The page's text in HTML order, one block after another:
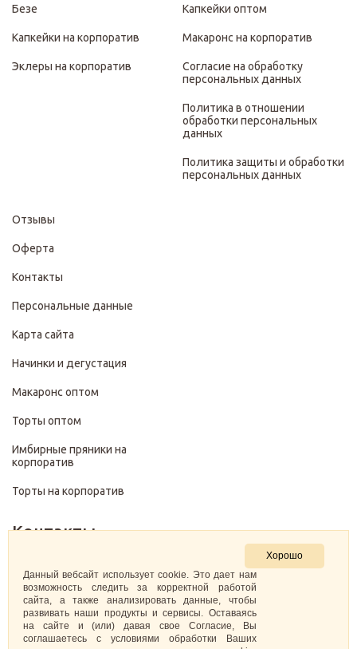
Безе
Капкейки на корпоратив
Эклеры на корпоратив
Капкейки оптом
Макаронс на корпоратив
Согласие на обработку
персональных данных
Политика в отношении
обработки персональных
данных
Политика защиты и обработки
персональных данных
Отзывы
Оферта
Контакты
Персональные данные
Карта сайта
Начинки и дегустация
Макаронс оптом
Торты оптом
Имбирные пряники на
корпоратив
Торты на корпоратив
Контакты
+7 (499) 322-28-29
pirojenka.rf@gmail.com
Москва, Павелецкая набережная 10к1
Хорошо
Данный вебсайт использует cookie. Это дает нам
возможность следить за корректной работой
сайта, а также анализировать данные, чтобы
развивать наши продукты и сервисы. Оставаясь
на сайте и (или) давая свое Согласие, Вы
соглашаетесь с условиями обработки Ваших